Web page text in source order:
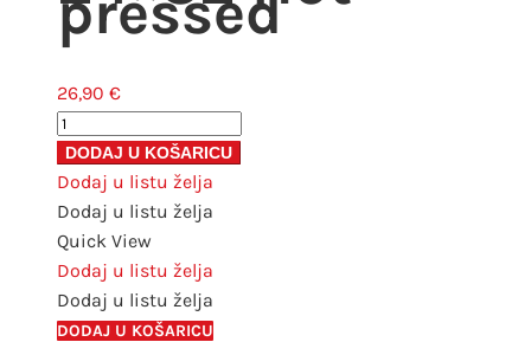
26,90 €
Hahnemühle
The
Collection
-
Watercolour
24x32
Hot
pressed
DODAJ U KOŠARICU
Dodaj u listu želja
Dodaj u listu želja
Quick View
Dodaj u listu želja
Dodaj u listu želja
DODAJ U KOŠARICU